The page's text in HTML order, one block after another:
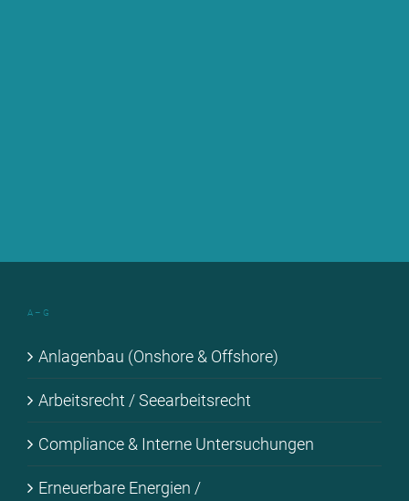
A – G
An­la­gen­bau (Onshore & Off­shore)
Ar­beits­recht / See­ar­beits­recht
Com­pli­ance & In­ter­ne Un­ter­su­chun­gen
Er­neu­er­ba­re En­er­gien /